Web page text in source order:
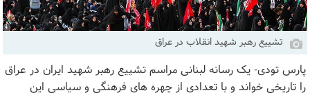
تشییع رهبر شهید انقلاب در عراق
پارس تودی- یک رسانه لبنانی مراسم تشییع رهبر شهید ایران در عراق
را تاریخی خواند و با تعدادی از چهره های فرهنگی و سیاسی این